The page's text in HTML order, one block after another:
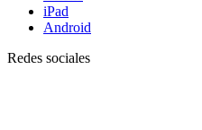
iPad
Android
Redes sociales